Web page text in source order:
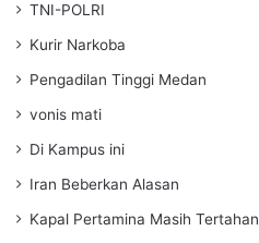
TNI-POLRI
Kurir Narkoba
Pengadilan Tinggi Medan
vonis mati
Di Kampus ini
Iran Beberkan Alasan
Kapal Pertamina Masih Tertahan